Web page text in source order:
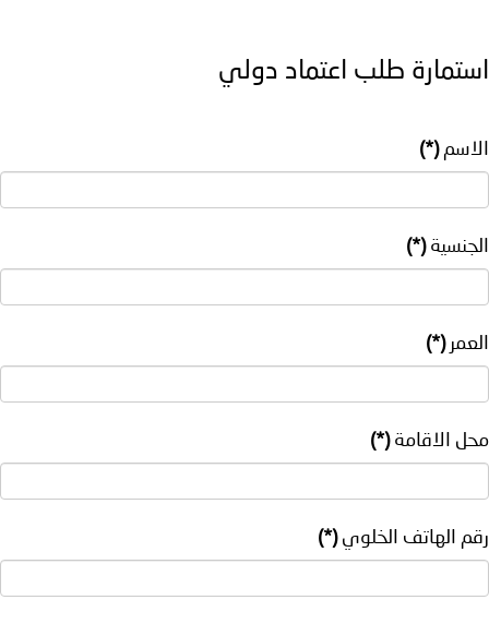
استمارة طلب اعتماد دولي
الاسم (*)
الجنسية (*)
العمر (*)
محل الاقامة (*)
رقم الهاتف الخلوي(*)